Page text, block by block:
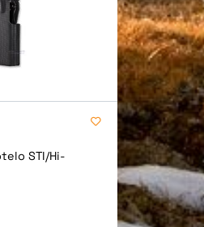
STI/Hi-
Ghost
SP01,
Hinta
85,90 €